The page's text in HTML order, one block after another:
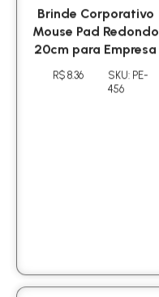
Brinde Corporativo
Mouse Pad Redondo
20cm para Empresa
R$ 8.36
SKU: PE-
456